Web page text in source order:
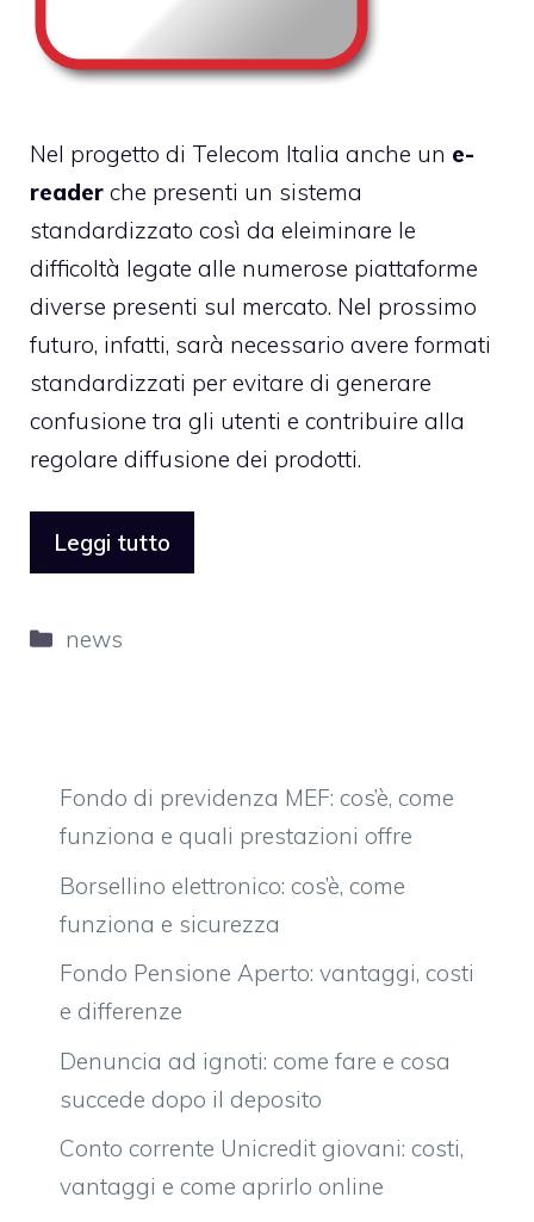
Nel progetto di Telecom Italia anche un e-
reader che presenti un sistema
standardizzato così da eleiminare le
difficoltà legate alle numerose piattaforme
diverse presenti sul mercato. Nel prossimo
futuro, infatti, sarà necessario avere formati
standardizzati per evitare di generare
confusione tra gli utenti e contribuire alla
regolare diffusione dei prodotti.
Leggi tutto
Categorie
news
Fondo di previdenza MEF: cos’è, come
funziona e quali prestazioni offre
Borsellino elettronico: cos’è, come
funziona e sicurezza
Fondo Pensione Aperto: vantaggi, costi
e differenze
Denuncia ad ignoti: come fare e cosa
succede dopo il deposito
Conto corrente Unicredit giovani: costi,
vantaggi e come aprirlo online